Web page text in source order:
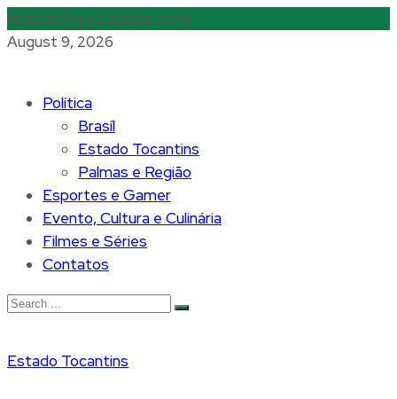
NotíciasAqui a notícia corre
August 9, 2026
Política
Brasíl
Estado Tocantins
Palmas e Região
Esportes e Gamer
Evento, Cultura e Culinária
Filmes e Séries
Contatos
Estado Tocantins